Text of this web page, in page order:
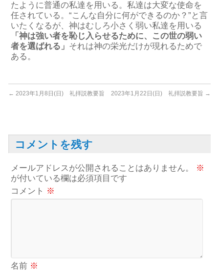
たように普通の私達を用いる。私達は大変な使命を
任されている。“こんな自分に何ができるのか？”と言
いたくなるが、神はむしろ小さく弱い私達を用いる
「神は強い者を恥じ入らせるために、この世の弱い
者を選ばれる」 それは神の栄光だけが現れるためで
ある。
← 2023年1月8日(日) 礼拝説教要旨 2023年1月22日(日) 礼拝説教要旨 →
コメントを残す
メールアドレスが公開されることはありません。
※
が付いている欄は必須項目です
コメント ※
名前 ※